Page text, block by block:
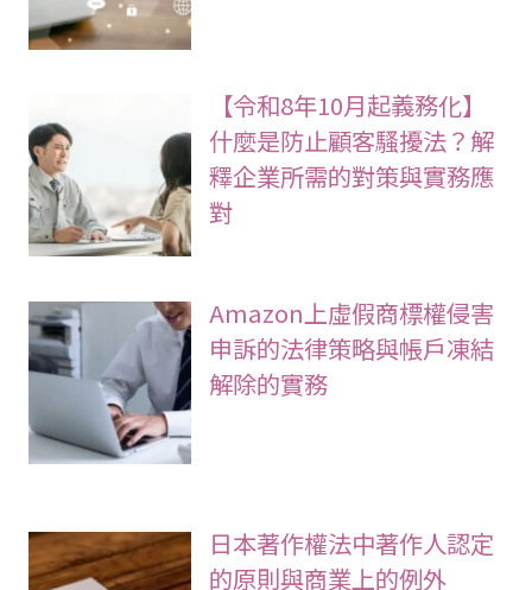
【令和8年10月起義務化】
什麼是防止顧客騷擾法？解
釋企業所需的對策與實務應
對
Amazon上虛假商標權侵害
申訴的法律策略與帳戶凍結
解除的實務
日本著作權法中著作人認定
的原則與商業上的例外